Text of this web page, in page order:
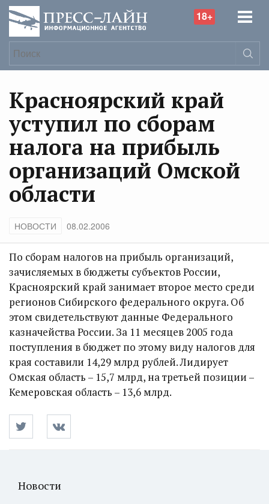
18+
Красноярский край
уступил по сборам
налога на прибыль
организаций Омской
области
НОВОСТИ 08.02.2006
По сборам налогов на прибыль организаций,
зачисляемых в бюджеты субъектов России,
Красноярский край занимает второе место среди
регионов Сибирского федерального округа. Об
этом свидетельствуют данные Федерального
казначейства России. За 11 месяцев 2005 года
поступления в бюджет по этому виду налогов для
края составили 14,29 млрд рублей. Лидирует
Омская область – 15,7 млрд, на третьей позиции –
Кемеровская область – 13,6 млрд.
Новости